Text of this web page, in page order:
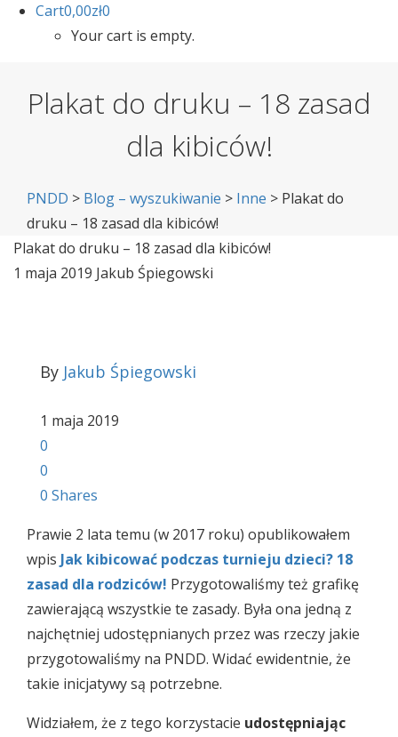
Cart0,00zł0
Your cart is empty.
Plakat do druku – 18 zasad
dla kibiców!
PNDD > Blog – wyszukiwanie > Inne > Plakat do
druku – 18 zasad dla kibiców!
Plakat do druku – 18 zasad dla kibiców!
1 maja 2019 Jakub Śpiegowski
By Jakub Śpiegowski
1 maja 2019
0
0
0 Shares
Prawie 2 lata temu (w 2017 roku) opublikowałem
wpis Jak kibicować podczas turnieju dzieci? 18
zasad dla rodziców! Przygotowaliśmy też grafikę
zawierającą wszystkie te zasady. Była ona jedną z
najchętniej udostępnianych przez was rzeczy jakie
przygotowaliśmy na PNDD. Widać ewidentnie, że
takie inicjatywy są potrzebne.
Widziałem, że z tego korzystacie udostępniając